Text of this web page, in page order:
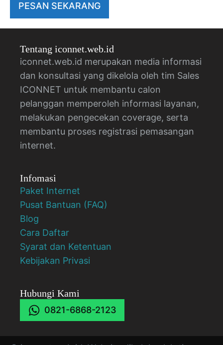
PESAN SEKARANG
Tentang iconnet.web.id
iconnet.web.id merupakan media informasi
dan konsultasi yang dikelola oleh tim Sales
ICONNET untuk membantu calon
pelanggan memperoleh informasi layanan,
melakukan pengecekan coverage, serta
membantu proses registrasi pemasangan
internet.
Infomasi
Paket Internet
Pusat Bantuan (FAQ)
Blog
Cara Daftar
Syarat dan Ketentuan
Kebijakan Privasi
Hubungi Kami
0821-6868-2123